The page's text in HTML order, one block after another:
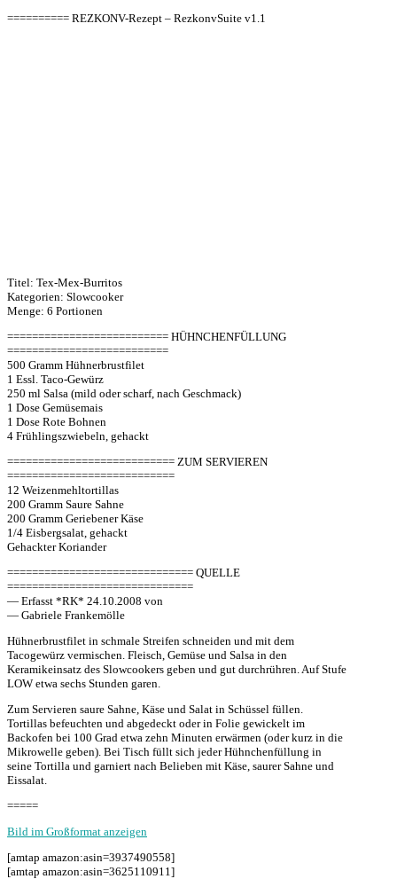
========== REZKONV-Rezept – RezkonvSuite v1.1
Titel: Tex-Mex-Burritos
Kategorien: Slowcooker
Menge: 6 Portionen
========================== HÜHNCHENFÜLLUNG
==========================
500 Gramm Hühnerbrustfilet
1 Essl. Taco-Gewürz
250 ml Salsa (mild oder scharf, nach Geschmack)
1 Dose Gemüsemais
1 Dose Rote Bohnen
4 Frühlingszwiebeln, gehackt
=========================== ZUM SERVIEREN
===========================
12 Weizenmehltortillas
200 Gramm Saure Sahne
200 Gramm Geriebener Käse
1/4 Eisbergsalat, gehackt
Gehackter Koriander
============================== QUELLE
==============================
— Erfasst *RK* 24.10.2008 von
— Gabriele Frankemölle
Hühnerbrustfilet in schmale Streifen schneiden und mit dem
Tacogewürz vermischen. Fleisch, Gemüse und Salsa in den
Keramikeinsatz des Slowcookers geben und gut durchrühren. Auf Stufe
LOW etwa sechs Stunden garen.
Zum Servieren saure Sahne, Käse und Salat in Schüssel füllen.
Tortillas befeuchten und abgedeckt oder in Folie gewickelt im
Backofen bei 100 Grad etwa zehn Minuten erwärmen (oder kurz in die
Mikrowelle geben). Bei Tisch füllt sich jeder Hühnchenfüllung in
seine Tortilla und garniert nach Belieben mit Käse, saurer Sahne und
Eissalat.
=====
Bild im Großformat anzeigen
[amtap amazon:asin=3937490558]
[amtap amazon:asin=3625110911]